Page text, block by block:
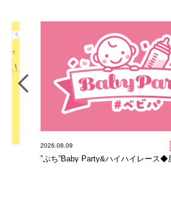
2026.08.09
”ぷち”Baby Party&ハイハイレース